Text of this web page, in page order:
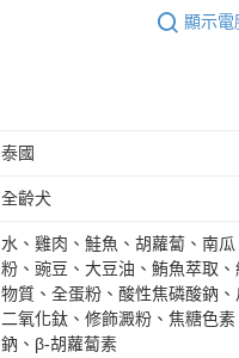
顯示電
泰國
全齡犬
水、雞肉、鮭魚、胡蘿蔔、南
粉、豌豆、大豆油、鮪魚萃取
物質、全蛋粉、酸性焦磷酸鈉、
二氧化鈦、修飾澱粉、焦糖色
鈉、β-胡蘿蔔素